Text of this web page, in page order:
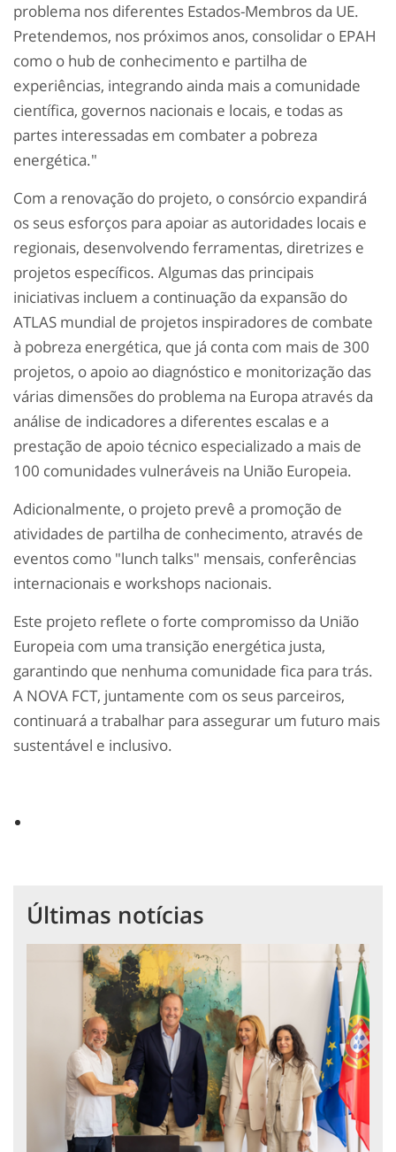
problema nos diferentes Estados-Membros da UE.
Pretendemos, nos próximos anos, consolidar o EPAH
como o hub de conhecimento e partilha de
experiências, integrando ainda mais a comunidade
científica, governos nacionais e locais, e todas as
partes interessadas em combater a pobreza
energética."
Com a renovação do projeto, o consórcio expandirá
os seus esforços para apoiar as autoridades locais e
regionais, desenvolvendo ferramentas, diretrizes e
projetos específicos. Algumas das principais
iniciativas incluem a continuação da expansão do
ATLAS mundial de projetos inspiradores de combate
à pobreza energética, que já conta com mais de 300
projetos, o apoio ao diagnóstico e monitorização das
várias dimensões do problema na Europa através da
análise de indicadores a diferentes escalas e a
prestação de apoio técnico especializado a mais de
100 comunidades vulneráveis na União Europeia.
Adicionalmente, o projeto prevê a promoção de
atividades de partilha de conhecimento, através de
eventos como "lunch talks" mensais, conferências
internacionais e workshops nacionais.
Este projeto reflete o forte compromisso da União
Europeia com uma transição energética justa,
garantindo que nenhuma comunidade fica para trás.
A NOVA FCT, juntamente com os seus parceiros,
continuará a trabalhar para assegurar um futuro mais
sustentável e inclusivo.
Últimas notícias